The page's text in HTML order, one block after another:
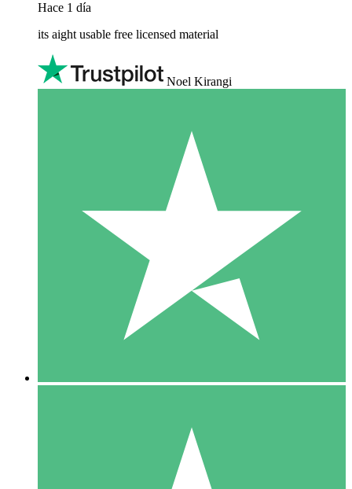
Hace 1 día
its aight usable free licensed material
Noel Kirangi